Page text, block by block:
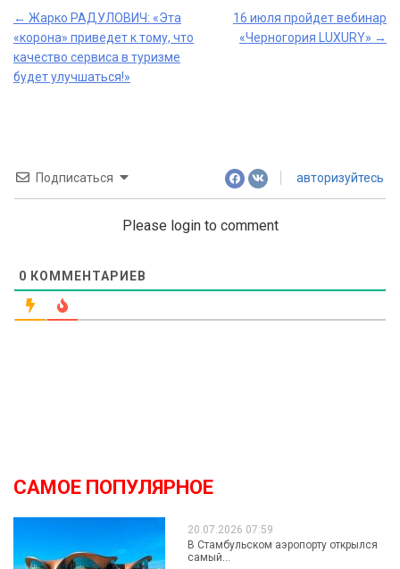
Post
navigation
← Жарко РАДУЛОВИЧ: «Эта
«корона» приведет к тому, что
качество сервиса в туризме
будет улучшаться!»
16 июля пройдет вебинар
«Черногория LUXURY» →
Подписаться авторизуйтесь
Please login to comment
0 КОММЕНТАРИЕВ
САМОЕ ПОПУЛЯРНОЕ
20.07.2026 07:59
В Стамбульском аэропорту открылся
самый...